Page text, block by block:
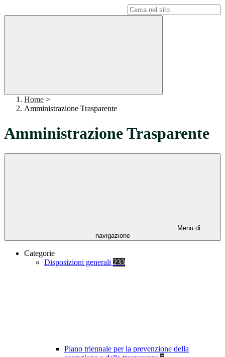
Home >
Amministrazione Trasparente
Amministrazione Trasparente
Menu di
navigazione
Categorie
Disposizioni generali 233
Piano triennale per la prevenzione della